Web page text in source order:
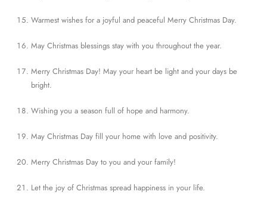
Warmest wishes for a joyful and peaceful Merry Christmas Day.
May Christmas blessings stay with you throughout the year.
Merry Christmas Day! May your heart be light and your days be
bright.
Wishing you a season full of hope and harmony.
May Christmas Day fill your home with love and positivity.
Merry Christmas Day to you and your family!
Let the joy of Christmas spread happiness in your life.